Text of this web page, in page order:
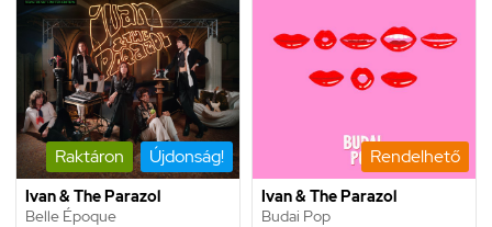
Raktáron Újdonság!
Ivan & The Parazol
Belle Époque
Rendelhető
Ivan & The Parazol
Budai Pop